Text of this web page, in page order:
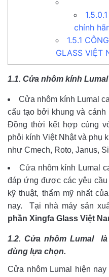
1.5.0.1
chính
1.5.1
GLASS VIỆT
1.1. Cửa nhôm kính
Cửa nhôm kính Lumal
cấu tạo bởi khung và cánh
Đồng thời kết hợp cùng
phôi kính Việt Nhật và phụ
như Cmech, Roto, Janus,
Cửa nhôm kính Lumal
đáp ứng được các yêu
kỹ thuật, thẩm mỹ nhất
nay. Tại nhà máy sản
phần Xingfa Glass Việt
1.2. Cửa nhôm Lumal
dùng lựa chọn.
Cửa nhôm Lumal hiện